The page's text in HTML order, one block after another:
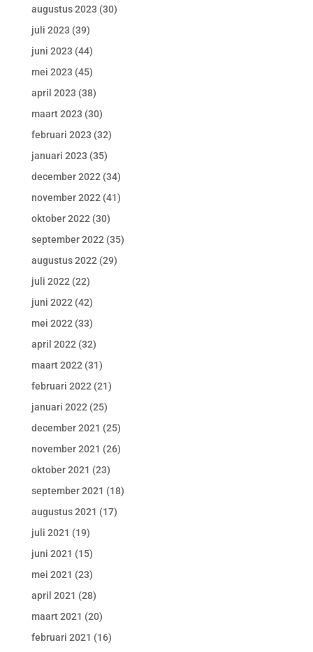
augustus 2023 (30)
juli 2023 (39)
juni 2023 (44)
mei 2023 (45)
april 2023 (38)
maart 2023 (30)
februari 2023 (32)
januari 2023 (35)
december 2022 (34)
november 2022 (41)
oktober 2022 (30)
september 2022 (35)
augustus 2022 (29)
juli 2022 (22)
juni 2022 (42)
mei 2022 (33)
april 2022 (32)
maart 2022 (31)
februari 2022 (21)
januari 2022 (25)
december 2021 (25)
november 2021 (26)
oktober 2021 (23)
september 2021 (18)
augustus 2021 (17)
juli 2021 (19)
juni 2021 (15)
mei 2021 (23)
april 2021 (28)
maart 2021 (20)
februari 2021 (16)